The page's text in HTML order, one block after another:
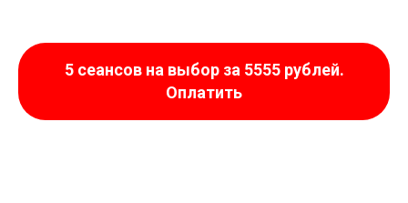
5 сеансов на выбор за 5555 рублей.
Оплатить